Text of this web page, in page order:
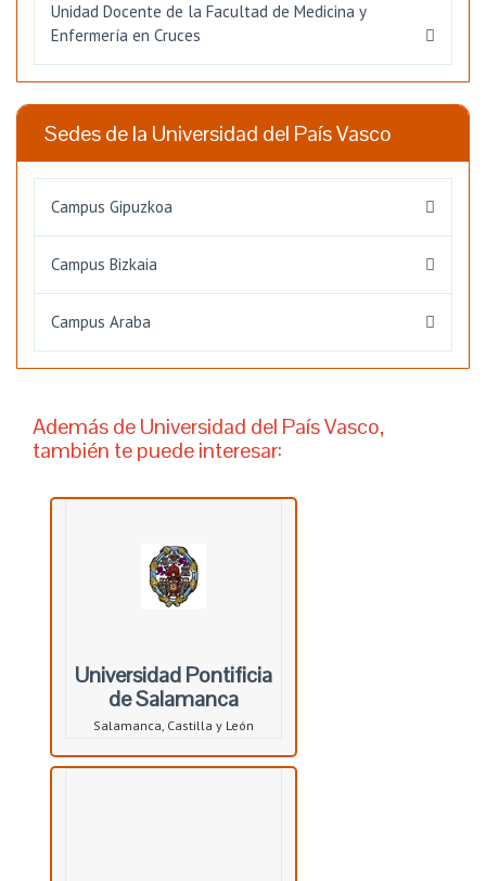
Unidad Docente de la Facultad de Medicina y
Enfermería en Cruces
Sedes de la Universidad del País Vasco
Campus Gipuzkoa
Campus Bizkaia
Campus Araba
Además de Universidad del País Vasco,
también te puede interesar:
Universidad Pontificia
de Salamanca
Salamanca, Castilla y León